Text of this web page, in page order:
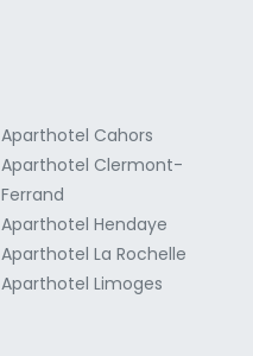
Aparthotel Cahors
Aparthotel Clermont-
Ferrand
Aparthotel Hendaye
Aparthotel La Rochelle
Aparthotel Limoges